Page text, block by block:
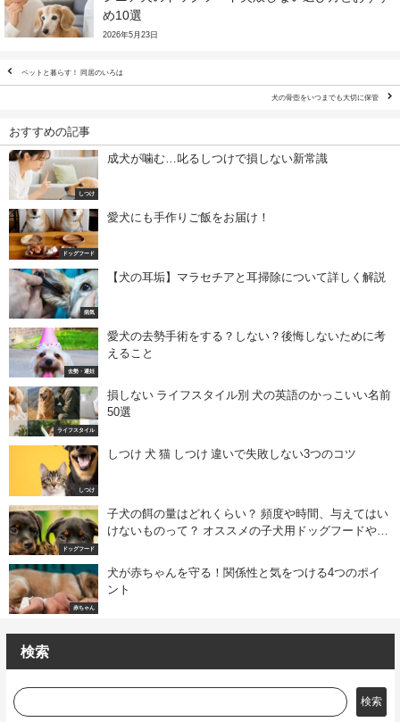
め10選
2026年5月23日
ペットと暮らす！ 同居のいろは
犬の骨壺をいつまでも大切に保管
おすすめの記事
しつけ
成犬が噛む…叱るしつけで損しない新常識
ドッグフード
愛犬にも手作りご飯をお届け！
病気
【犬の耳垢】マラセチアと耳掃除について詳しく解説
去勢・避妊
愛犬の去勢手術をする？しない？後悔しないために考
えること
ライフスタイル
損しない ライフスタイル別 犬の英語のかっこいい名前
50選
しつけ
しつけ 犬 猫 しつけ 違いで失敗しない3つのコツ
ドッグフード
子犬の餌の量はどれくらい？ 頻度や時間、与えてはい
けないものって？ オススメの子犬用ドッグフードや選
赤ちゃん
犬が赤ちゃんを守る！関係性と気をつける4つのポイ
ント
検索
検索